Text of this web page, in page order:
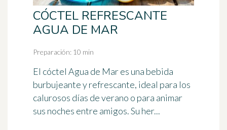
CÓCTEL REFRESCANTE
AGUA DE MAR
Preparación: 10 min
El cóctel Agua de Mar es una bebida
burbujeante y refrescante, ideal para los
calurosos días de verano o para animar
sus noches entre amigos. Su her...